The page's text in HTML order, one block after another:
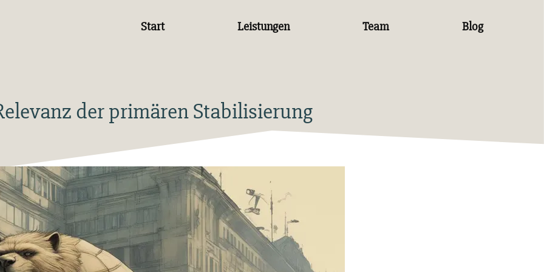
Start Leistungen Team Blog
der primären Stabilisierung